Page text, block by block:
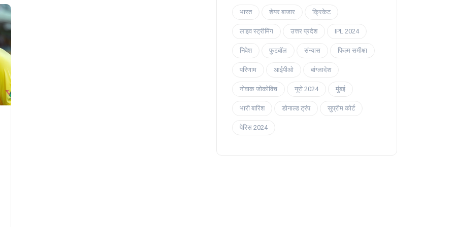
भारत शेयर बाजार क्रिकेट
लाइव स्ट्रीमिंग उत्तर प्रदेश IPL 2024
निवेश फुटबॉल संन्यास फिल्म समीक्षा
परिणाम आईपीओ बांग्लादेश
नोवाक जोकोविच यूरो 2024 मुंबई
भारी बारिश डोनाल्ड ट्रंप सुप्रीम कोर्ट
पेरिस 2024